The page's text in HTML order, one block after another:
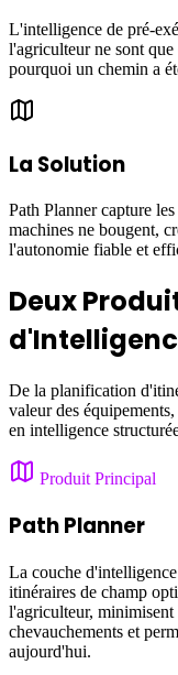
L'intelligence de pré-
l'agriculteur ne sont
pourquoi un chemin a
La Solution
Path Planner capture
machines ne bougent,
l'autonomie fiable et
Deux
De la planification
valeur des
en intelligence
Produit Principal
Path Planner
La couche
itinéraires de champ
l'agriculteur, minimisent
chevauchements et
aujourd'hui.